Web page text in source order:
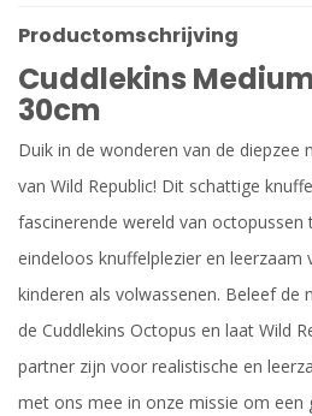
Productomschrijving
Cuddlekins
30cm
Duik in de wonderen van de diepzee
van Wild Republic! Dit schattige
fascinerende wereld van octopussen
eindeloos knuffelplezier en leerzaam
kinderen als volwassenen. Beleef de
de Cuddlekins Octopus en laat Wild
partner zijn voor realistische en
met ons mee in onze missie om een